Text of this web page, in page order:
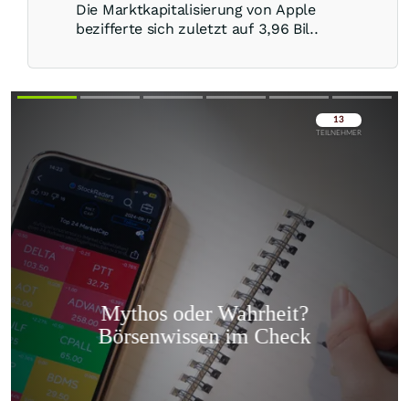
Die Marktkapitalisierung von Apple
bezifferte sich zuletzt auf 3,96 Bil..
Überspringen